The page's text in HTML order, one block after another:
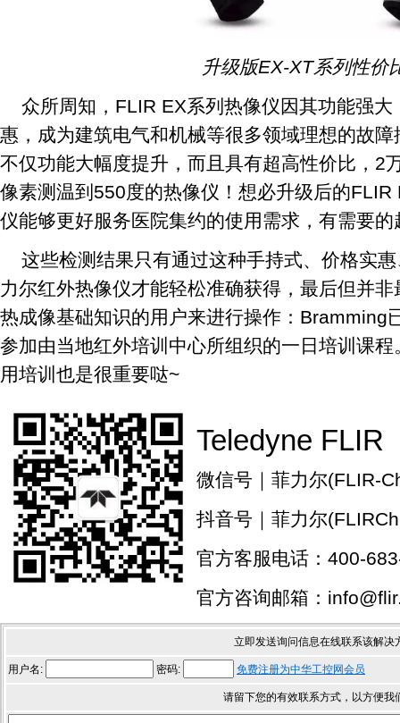
升级版EX-XT系列性价
众所周知，FLIR EX系列热像仪因其功能强
惠，成为建筑电气和机械等很多领域理想的故
不仅功能大幅度提升，而且具有超高性价比，2
像素测温到550度的热像仪！想必升级后的
仪能够更好服务医院集约的使用需求，有需要的
这些检测结果只有通过这种手持式、价格实
力尔红外热像仪才能轻松准确获得，最后但并
热成像基础知识的用户来进行操作：Bramming
参加由当地红外培训中心所组织的一日培训课
用培训也是很重要哒~
Teledyne FLIR
微信号｜菲力尔(FLIR-
抖音号｜菲力尔
官方客服电话：400-
官方咨询邮箱：
立即发送询问信息在线联系该解决
用户名: 密码: 免费注册为中华工控网会员
请留下您的有效联系方式，以方便我